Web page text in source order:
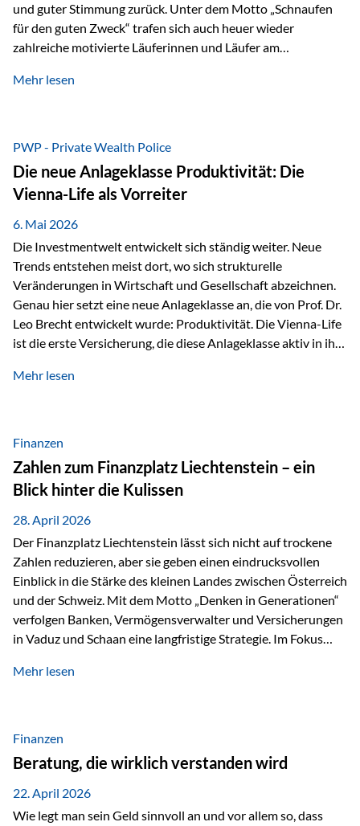
und guter Stimmung zurück. Unter dem Motto „Schnaufen
für den guten Zweck“ trafen sich auch heuer wieder
zahlreiche motivierte Läuferinnen und Läufer am
Höchstleistungen für einen guten Zweck zu erbringen. Mit
Mäder gesammelt werden konnten. Die anspruchsvolle
Strecke mit rund 4,8 Kilometern und 680 Höhenmetern
stellte die Teilnehmerinnen und Teilnehmer vor eine
sportliche Herausforderung. Doch…
Mehr lesen
PWP - Private Wealth Police
Die neue Anlageklasse Produktivität: Die
Vienna-Life als Vorreiter
6. Mai 2026
Die Investmentwelt entwickelt sich ständig weiter. Neue
Trends entstehen meist dort, wo sich strukturelle
Veränderungen in Wirtschaft und Gesellschaft abzeichnen.
Genau hier setzt eine neue Anlageklasse an, die von Prof. Dr.
Leo Brecht entwickelt wurde: Produktivität. Die Vienna-Life
ist die erste Versicherung, die diese Anlageklasse aktiv in ihre
Vorreiter. Warum auf das Thema Produktivität setzen? Die
Wirtschaftswachstum, verändern die Spielregeln für
Investoren. Produktivität adressiert genau diese
Herausforderungen, da wirtschaftliches Wachstum
langfristig durch Produktivitätssteigerung entsteht, also
durch die Fähigkeit von Unternehmen, mehr…
Mehr lesen
Finanzen
Zahlen zum Finanzplatz Liechtenstein – ein
Blick hinter die Kulissen
28. April 2026
Der Finanzplatz Liechtenstein lässt sich nicht auf trockene
Zahlen reduzieren, aber sie geben einen eindrucksvollen
Einblick in die Stärke des kleinen Landes zwischen Österreich
und der Schweiz. Mit dem Motto „Denken in Generationen“
verfolgen Banken, Vermögensverwalter und Versicherungen
in Vaduz und Schaan eine langfristige Strategie. Im Fokus
Marktzugang Liechtenstein hat sich in den letzten Jahren zu
verfügbaren Kennzahlen (Stand Ende 2024, veröffentlicht
2025/2026)…
Mehr lesen
Finanzen
Beratung, die wirklich verstanden wird
22. April 2026
Wie legt man sein Geld sinnvoll an und vor allem so, dass